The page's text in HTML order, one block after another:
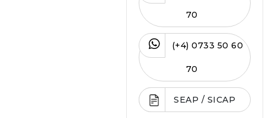
70
(+4) 0733 50 60
70
SEAP / SICAP